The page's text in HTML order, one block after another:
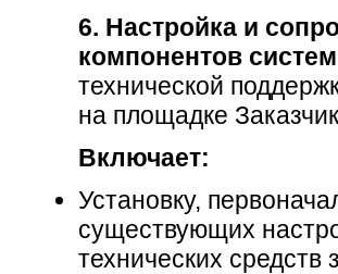
6. Настройка и
компонентов
технической
на площадке
Включает:
Установку,
существующих
технических